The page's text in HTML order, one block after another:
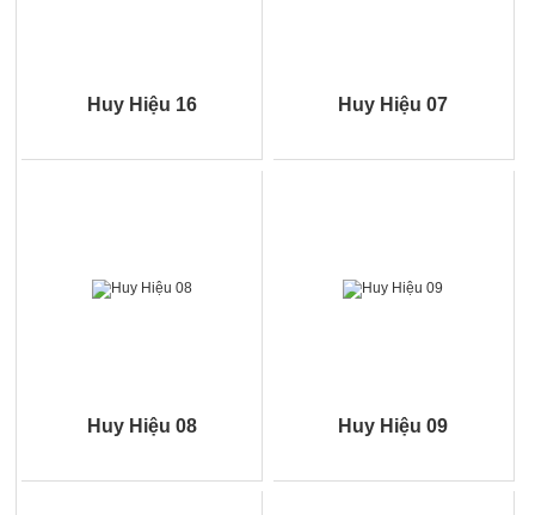
Huy Hiệu 16 Huy Hiệu 07
Huy Hiệu 08 Huy Hiệu 09